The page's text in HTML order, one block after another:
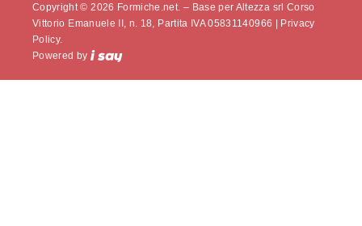
Copyright © 2026 Formiche.net. – Base per Altezza srl Corso
Vittorio Emanuele II, n. 18, Partita IVA 05831140966 | Privacy
Policy.
Powered by